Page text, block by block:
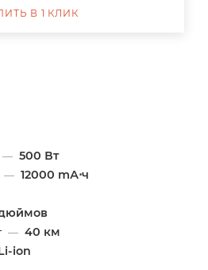
— 500 Вт
— 12000 mА⋅ч
— 40 км
ion
В 1 КЛИК